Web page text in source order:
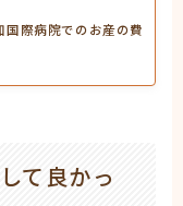
国際病院でのお産の費
て良かっ